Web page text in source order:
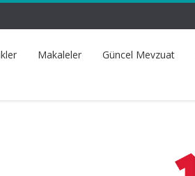
Makaleler Güncel Mevzuat